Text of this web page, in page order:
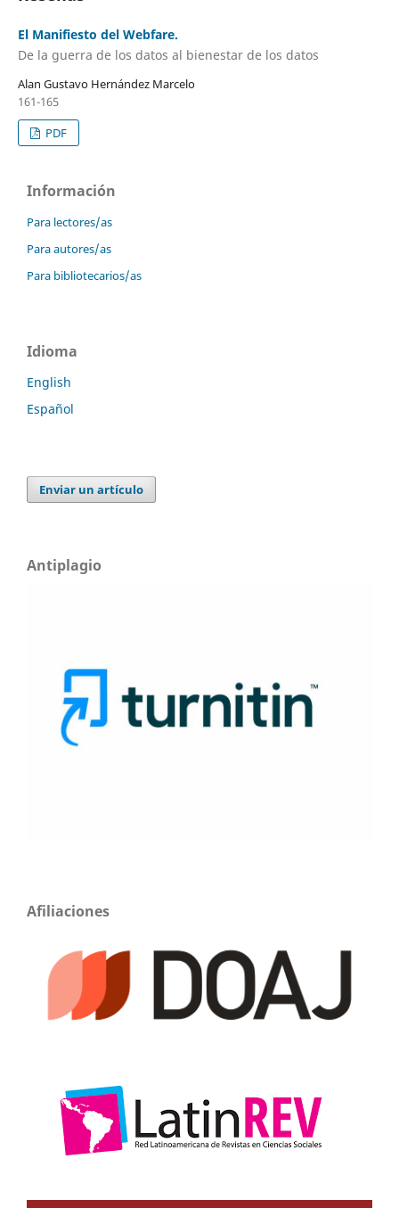
El Manifiesto del Webfare.
De la guerra de los datos al bienestar de los datos
Alan Gustavo Hernández Marcelo
161-165
PDF
Información
Para lectores/as
Para autores/as
Para bibliotecarios/as
Idioma
English
Español
Enviar un artículo
Antiplagio
Afiliaciones